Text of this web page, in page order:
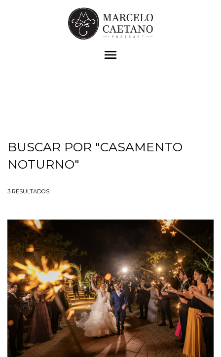
menu
BUSCAR POR "CASAMENTO
NOTURNO"
3 RESULTADOS